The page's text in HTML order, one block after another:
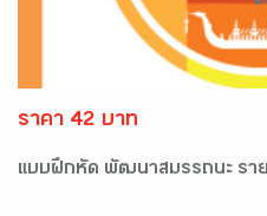
ราคา 42 บาท
แบบฝึกหัด พัฒนาสมรรถนะ รา